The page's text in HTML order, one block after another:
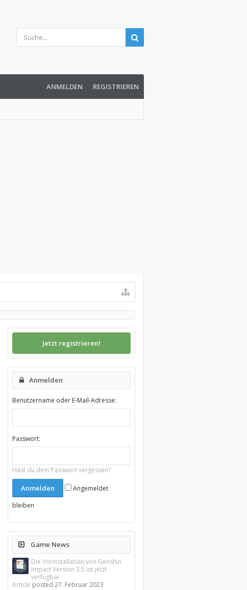
ANMELDEN REGISTRIEREN
Jetzt registrieren!
Anmelden
Benutzername oder E-Mail-Adresse:
Passwort:
Hast du dein Passwort vergessen?
Angemeldet
bleiben
Game News
Die Vorinstallation von Genshin
Impact Version 3.5 ist jetzt
verfügbar
Article posted27. Februar 2023